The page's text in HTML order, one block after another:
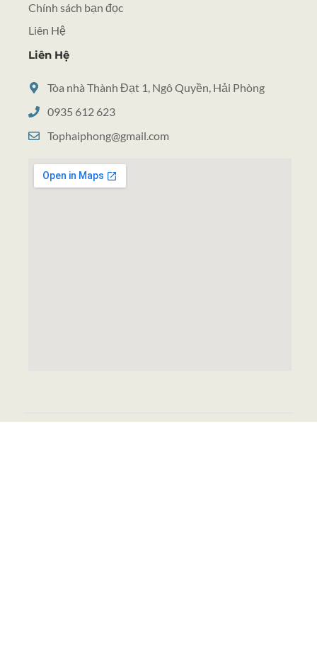
Chính sách bạn đọc
Liên Hệ
Liên Hệ
Tòa nhà Thành Đạt 1, Ngô Quyền, Hải Phòng
0935 612 623
Tophaiphong@gmail.com